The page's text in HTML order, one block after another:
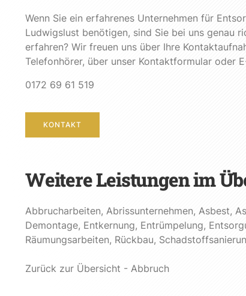
Wenn Sie ein erfahrenes Unternehmen für
Ludwigslust benötigen, sind Sie bei uns genau
erfahren? Wir freuen uns über Ihre
Telefonhörer, über unser Kontaktformular oder
0172 69 61 519
KONTAKT
Weitere Leistungen im
Abbrucharbeiten, Abrissunternehmen, Asbest,
Demontage, Entkernung, Entrümpelung,
Räumungsarbeiten, Rückbau,
Zurück zur Übersicht - Abbruch